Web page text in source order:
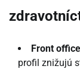
Front office
profil znižujú